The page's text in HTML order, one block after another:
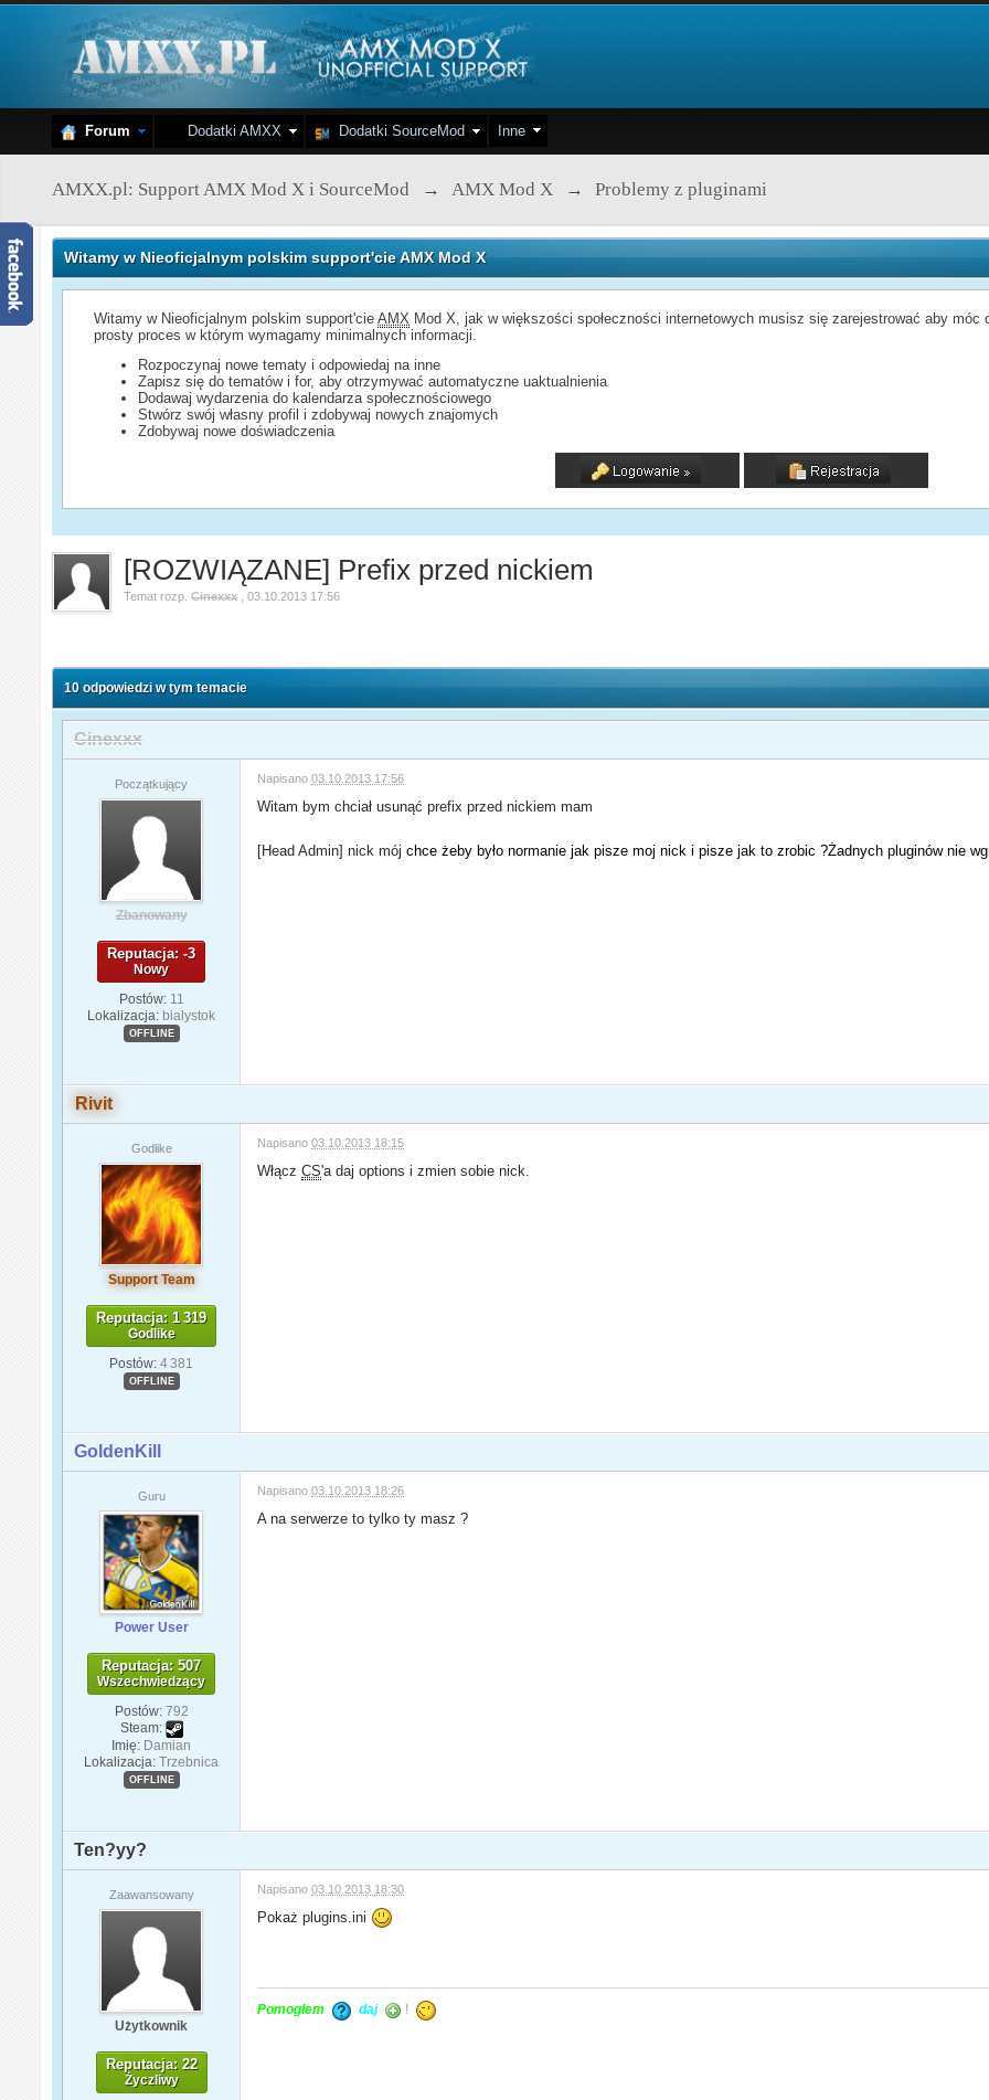
Forum Dodatki AMXX Dodatki SourceMod Inne
AMXX.pl: Support AMX Mod X i SourceMod → AMX Mod X → Problemy z pluginami
Witamy w Nieoficjalnym polskim support'cie AMX Mod X
Witamy w Nieoficjalnym polskim support'cieAMX Mod X, jak w większości społeczności internetowych musisz się zarejestrować aby
prosty proces w którym wymagamy minimalnych informacji.
Rozpoczynaj nowe tematy i odpowiedaj na inne
Zapisz się do tematów i for, aby otrzymywać automatyczne uaktualnienia
Dodawaj wydarzenia do kalendarza społecznościowego
Stwórz swój własny profil i zdobywaj nowych znajomych
Zdobywaj nowe doświadczenia
[ROZWIĄZANE] Prefix przed nickiem
Temat rozp.Cinexxx ,03.10.2013 17:56
10 odpowiedzi w tym temacie
Cinexxx
Początkujący
Zbanowany
Reputacja: -3
Nowy
Postów: 11
Lokalizacja: bialystok
OFFLINE
Napisano03.10.2013 17:56
Witam bym chciał usunąć prefix przed nickiem mam
[Head Admin] nick mójchce żeby było normanie jak pisze moj nick i pisze jak to zrobic ?Żadnych pluginów nie
Rivit
Godlike
Support Team
Reputacja: 1 319
Godlike
Postów: 4 381
OFFLINE
Napisano03.10.2013 18:15
WłączCS'a daj options i zmien sobie nick.
GoldenKill
Guru
Power User
Reputacja: 507
Wszechwiedzący
Postów: 792
Steam:
Imię: Damian
Lokalizacja: Trzebnica
OFFLINE
Napisano03.10.2013 18:26
A na serwerze to tylko ty masz ?
Ten?yy?
Zaawansowany
Użytkownik
Reputacja: 22
Życzliwy
Napisano03.10.2013 18:30
Pokaż plugins.ini
Pomogłem daj !